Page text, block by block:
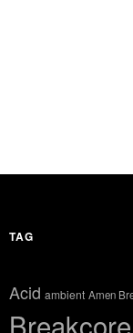
TAG
Acid ambient Amen
Breakcore